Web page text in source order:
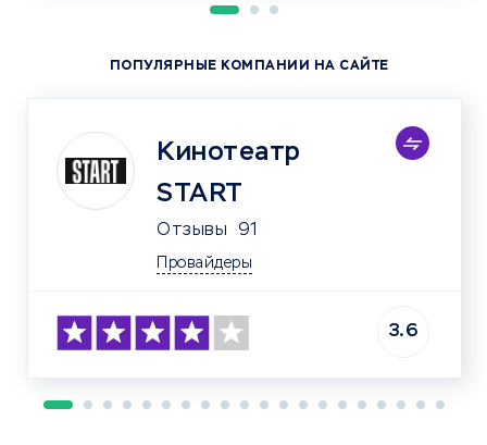
ПОПУЛЯРНЫЕ КОМПАНИИ НА САЙТЕ
Кинотеатр
START
Отзывы 91
Провайдеры
3.6